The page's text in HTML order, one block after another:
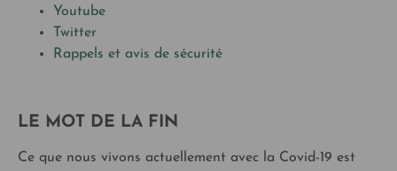
Youtube
Twitter
Rappels et avis de sécurité
LE MOT DE LA FIN
Ce que nous vivons actuellement avec la Covid-19 est